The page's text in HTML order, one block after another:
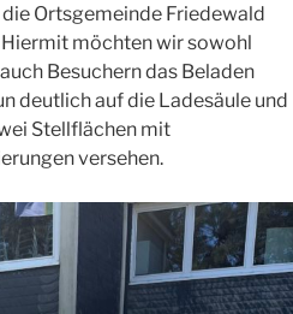
Ortsgemeinde Friedewald
möchten wir sowohl
Besuchern das Beladen
deutlich auf die Ladesäule und
Stellflächen mit
versehen.